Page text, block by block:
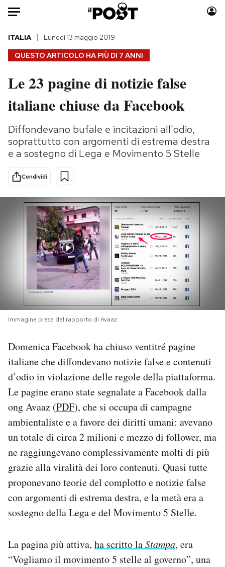
Auto
HOME
Italia
Politica
Tecnologia
Internet
Scienza
Cultura
Economia
Sport
Moda
Consumismi
Storie/Idee
Ok Boomer!
Media
Mondiali calcio 2026
PODCAST
NEWSLETTER
I MIEI PREFERITI
SHOP
CALENDARIO
AREA PERSONALE
Area Personale
Notifiche mobile
Regala il Post
Hai bisogno di aiuto?
Esci
QUESTO ARTICOLO HA PIÙ DI 7 ANNI
ITALIA Lunedì 13 maggio 2019
Le 23 pagine di notizie false
italiane chiuse da Facebook
Diffondevano bufale e incitazioni all'odio,
soprattutto con argomenti di estrema destra
e a sostegno di Lega e Movimento 5 Stelle
Condividi
Immagine presa dal rapporto di Avaaz
Domenica Facebook ha chiuso ventitré pagine
italiane che diffondevano notizie false e contenuti
d’odio in violazione delle regole della piattaforma.
Le pagine erano state segnalate a Facebook dalla
ong Avaaz (PDF), che si occupa di campagne
ambientaliste e a favore dei diritti umani: avevano
un totale di circa 2 milioni e mezzo di follower, ma
ne raggiungevano complessivamente molti di più
grazie alla viralità dei loro contenuti. Quasi tutte
proponevano teorie del complotto e notizie false
con argomenti di estrema destra, e la metà era a
sostegno della Lega e del Movimento 5 Stelle.
La pagina più attiva, ha scritto laStampa, era
“Vogliamo il movimento 5 stelle al governo”, una